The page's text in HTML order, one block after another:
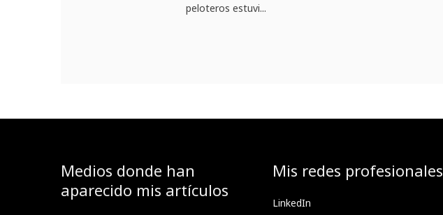
peloteros estuvi...
Medios donde han
aparecido mis artículos
Mis redes profesionales
LinkedIn